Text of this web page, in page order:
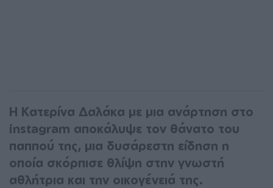
Η Κατερίνα Δαλάκα με μια ανάρτηση στο
instagram αποκάλυψε τον θάνατο του
παππού της, μια δυσάρεστη είδηση η
οποία σκόρπισε θλίψη στην γνωστή
αθλήτρια και την οικογένειά της.